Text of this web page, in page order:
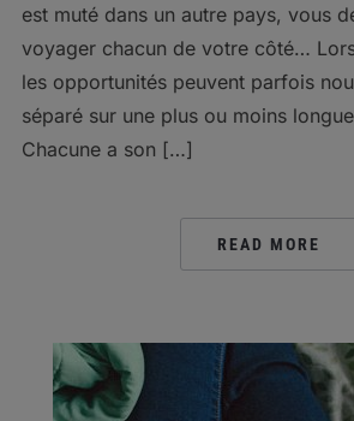
est muté dans un autre pays, vous
voyager chacun de votre côté…
les opportunités peuvent parfois
séparé sur une plus ou moins
Chacune a son […]
READ MORE